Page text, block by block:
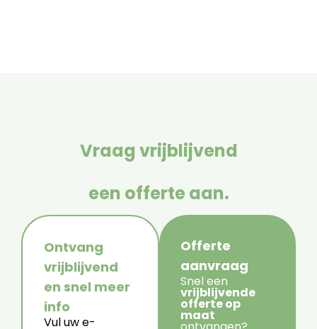
Vraag vrijblijvend
een offerte aan.
Ontvang
vrijblijvend
en snel meer
info
Vul uw e-
Offerte
aanvraag
Snel een
vrijblijvende
offerte op
maat